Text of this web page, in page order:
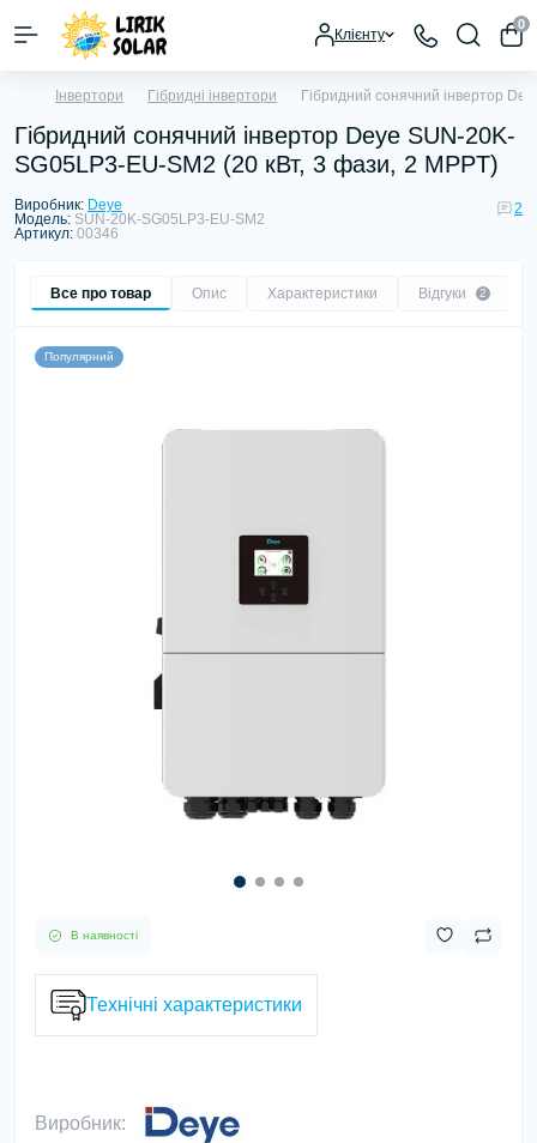
Клієнту
0
Інвертори Гібридні інвертори Гібридний сонячний інвертор
Гібридний сонячний інвертор Deye SUN-20K-
SG05LP3-EU-SM2 (20 кВт, 3 фази, 2 MPPT)
Виробник: Deye
Модель: SUN-20K-SG05LP3-EU-SM2
Артикул: 00346
2
Все про товар Опис Характеристики Відгуки 2
Популярний
В наявності
Технічні характеристики
Виробник: